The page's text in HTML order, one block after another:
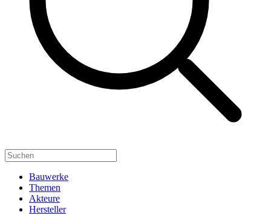
Bauwerke
Themen
Akteure
Hersteller